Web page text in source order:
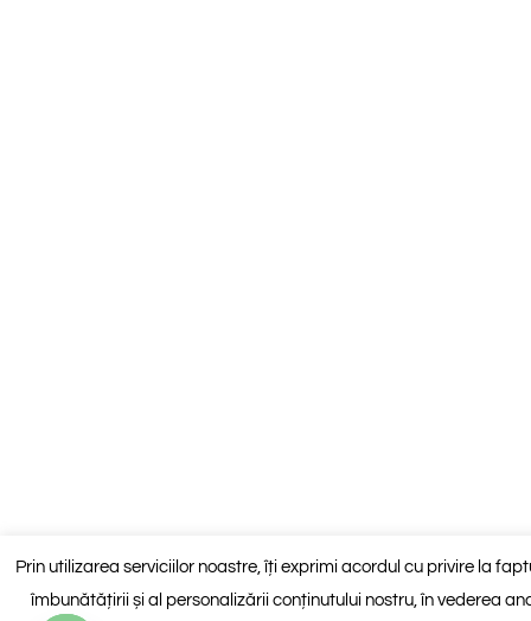
Prin utilizarea serviciilor noastre, îți exprimi acordul cu privire la
îmbunătățirii și al personalizării conținutului nostru, în vederea